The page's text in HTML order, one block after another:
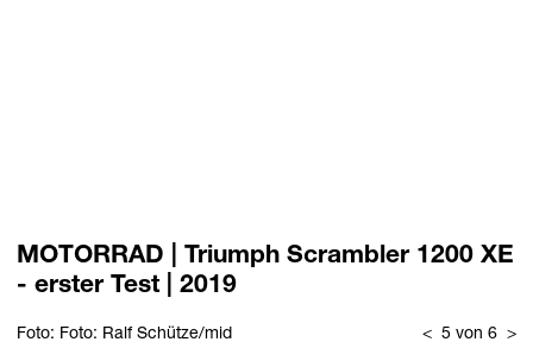
MOTORRAD | Triumph Scrambler 1200 XE
- erster Test | 2019
Foto: Foto: Ralf Schütze/mid < 5 von 6 >